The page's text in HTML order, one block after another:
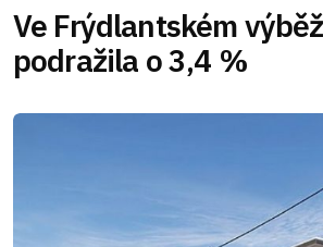
Ve Frýdlantském
podražila o 3,4 %